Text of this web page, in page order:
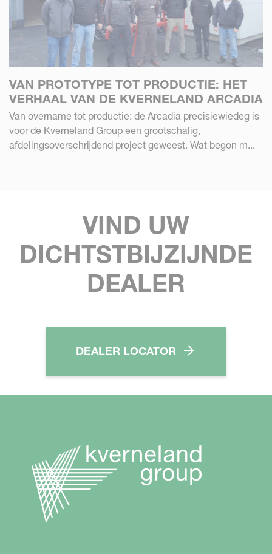
VAN PROTOTYPE TOT PRODUCTIE: HET
VERHAAL VAN DE KVERNELAND ARCADIA
Van overname tot productie: de Arcadia precisiewiedeg is
voor de Kverneland Group een grootschalig,
afdelingsoverschrijdend project geweest. Wat begon m...
VIND UW
DICHTSTBIJZIJNDE
DEALER
DEALER LOCATOR